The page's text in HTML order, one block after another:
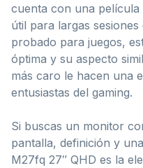
cuenta con una
útil para largas
probado para juegos,
óptima y su aspecto
más caro le hacen una
entusiastas del gaming.
Si buscas un monitor
pantalla, definición y
M27fq 27″ QHD es la